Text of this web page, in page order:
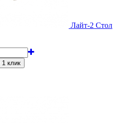
Лайт-2 Стол